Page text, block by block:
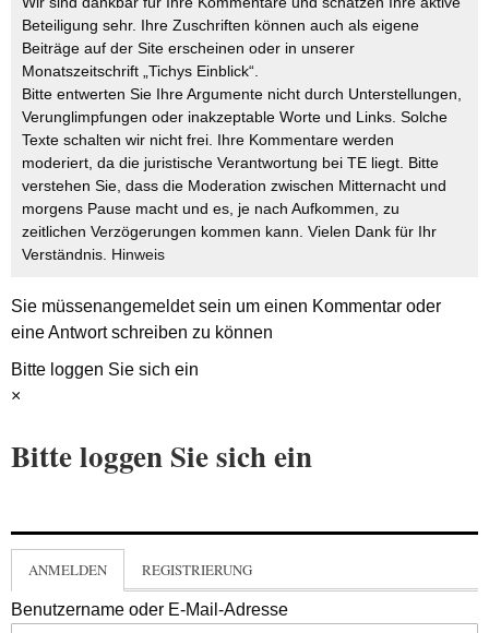
Beteiligung sehr. Ihre Zuschriften können auch als eigene
Beiträge auf der Site erscheinen oder in unserer
Monatszeitschrift „Tichys Einblick“.
Bitte entwerten Sie Ihre Argumente nicht durch Unterstellungen,
Verunglimpfungen oder inakzeptable Worte und Links. Solche
Texte schalten wir nicht frei. Ihre Kommentare werden
moderiert, da die juristische Verantwortung bei TE liegt. Bitte
verstehen Sie, dass die Moderation zwischen Mitternacht und
morgens Pause macht und es, je nach Aufkommen, zu
zeitlichen Verzögerungen kommen kann. Vielen Dank für Ihr
Verständnis. Hinweis
Sie müssenangemeldetsein um einen Kommentar oder
eine Antwort schreiben zu können
Bitte loggen Sie sich ein
×
Bitte loggen Sie sich ein
ANMELDEN REGISTRIERUNG
Benutzername oder E-Mail-Adresse